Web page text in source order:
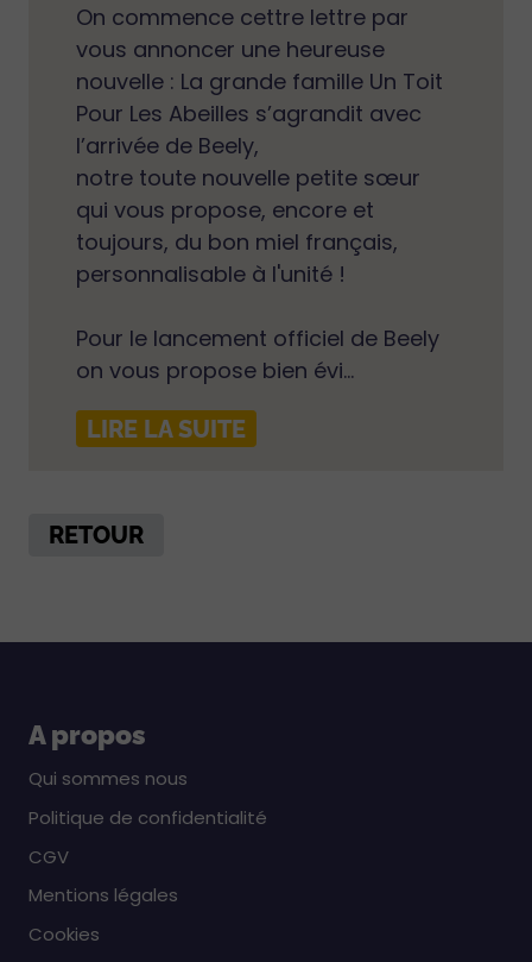
On commence cettre lettre par
vous annoncer une heureuse
nouvelle : La grande famille Un Toit
Pour Les Abeilles s’agrandit avec
l’arrivée de Beely,
notre toute nouvelle petite sœur
qui vous propose, encore et
toujours, du bon miel français,
personnalisable à l'unité !
Pour le lancement officiel de Beely
on vous propose bien évi...
LIRE LA SUITE
RETOUR
A propos
Qui sommes nous
Politique de confidentialité
CGV
Mentions légales
Cookies